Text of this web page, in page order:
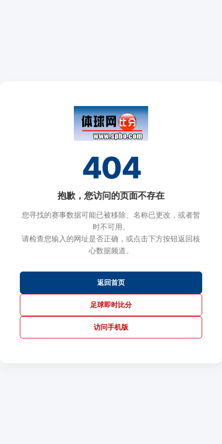
404
抱歉，您访问的页面不存在
您寻找的赛事数据可能已被移除、名称已更改，或者暂
时不可用。
请检查您输入的网址是否正确，或点击下方按钮返回核
心数据频道。
返回首页
足球即时比分
访问手机版